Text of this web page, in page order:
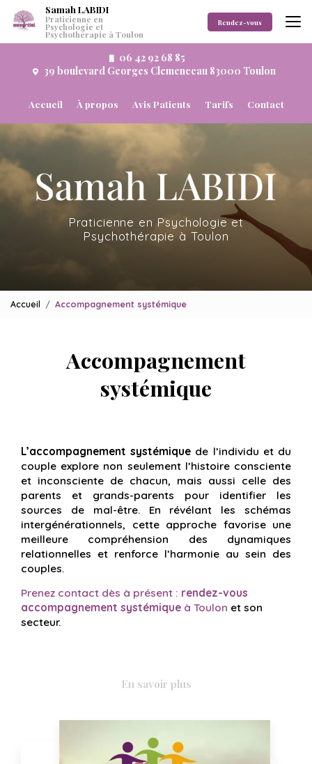
Aller
06 42 92 68 85
39 boulevard Georges Clemenceau 83000 Toulon
Accueil À propos Avis Patients Tarifs Contact
Samah LABIDI
Praticienne en
Psychologie et
Psychothérapie à Toulon
Rendez-vous
Praticienne en Psychologie et
Psychothérapie à Toulon
Accueil Accompagnement systémique
Accompagnement
systémique
L’accompagnement systémique de l’individu et du
couple explore non seulement l’histoire consciente
et inconsciente de chacun, mais aussi celle des
parents et grands-parents pour identifier les
sources de mal-être. En révélant les schémas
intergénérationnels, cette approche favorise une
meilleure compréhension des dynamiques
relationnelles et renforce l’harmonie au sein des
couples.
Prenez contact dès à présent : rendez-vous
accompagnement systémique à Toulon et son
secteur.
En savoir plus